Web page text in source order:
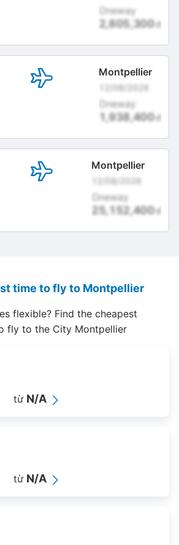
Oneway
2,805,300đ
Montpellier
12/08/2026
Oneway
1,938,400đ
Montpellier
12/08/2026
Oneway
25,152,400đ
time to fly to Montpellier
flexible? Find the cheapest
fly to the City Montpellier
từ N/A
từ N/A